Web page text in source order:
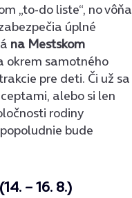
„to-do liste“, no vôňa
úplné
na Mestskom
okrem samotného
pre deti. Či už sa
alebo si len
rodiny
bude
– 16. 8.)